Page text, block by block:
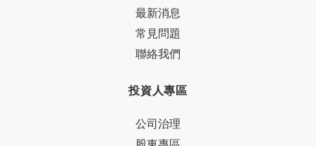
最新消息
常見問題
聯絡我們
投資人專區
公司治理